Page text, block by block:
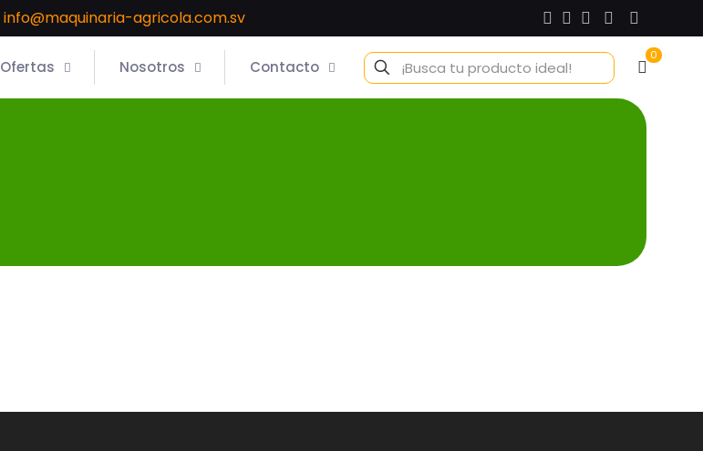
info@maquinaria-agricola.com.sv
Ofertas Nosotros Contacto
0